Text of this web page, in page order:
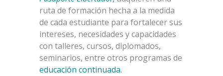
ruta de formación hecha a la medida
de cada estudiante para fortalecer sus
intereses, necesidades y capacidades
con talleres, cursos, diplomados,
seminarios, entre otros programas de
educación continuada.